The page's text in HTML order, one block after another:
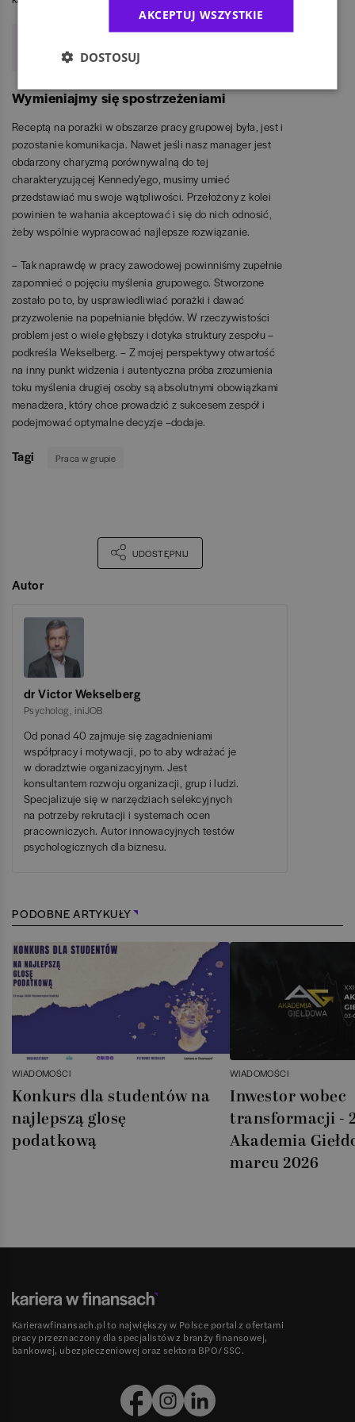
Lwice, rekiny i gazele, czyli o zwierzęcej
naturze biznesu
Wymieniajmy się spostrzeżeniami
Receptą na porażki w obszarze pracy grupowej była, jest i
pozostanie komunikacja. Nawet jeśli nasz manager jest
obdarzony charyzmą porównywalną do tej
charakteryzującej Kennedy’ego, musimy umieć
przedstawiać mu swoje wątpliwości. Przełożony z kolei
powinien te wahania akceptować i się do nich odnosić,
żeby wspólnie wypracować najlepsze rozwiązanie.
– Tak naprawdę w pracy zawodowej powinniśmy zupełnie
zapomnieć o pojęciu myślenia grupowego. Stworzone
zostało po to, by usprawiedliwiać porażki i dawać
przyzwolenie na popełnianie błędów. W rzeczywistości
problem jest o wiele głębszy i dotyka struktury zespołu –
podkreśla Wekselberg. – Z mojej perspektywy otwartość
na inny punkt widzenia i autentyczna próba zrozumienia
toku myślenia drugiej osoby są absolutnymi obowiązkami
menadżera, który chce prowadzić z sukcesem zespół i
podejmować optymalne decyzje –dodaje.
Tagi Praca w grupie
UDOSTĘPNIJ
Autor
dr Victor Wekselberg
Psycholog, iniJOB
Od ponad 40 zajmuje się zagadnieniami
współpracy i motywacji, po to aby wdrażać je
w doradztwie organizacyjnym. Jest
konsultantem rozwoju organizacji, grup i ludzi.
Specjalizuje się w narzędziach selekcyjnych
na potrzeby rekrutacji i systemach ocen
pracowniczych. Autor innowacyjnych testów
psychologicznych dla biznesu.
PODOBNE ARTYKUŁY
WIADOMOŚCI
Konkurs dla studentów na
najlepszą glosę
podatkową
WIADOMOŚCI
Inwestor wobec
transformacji -
Akademia
marcu 2026
Karierawfinansach.pl to największy w Polsce portal z ofertami
pracy przeznaczony dla specjalistów z branży finansowej,
bankowej, ubezpieczeniowej oraz sektora BPO/SSC.
AKCEPTUJ WSZYSTKIE
DOSTOSUJ